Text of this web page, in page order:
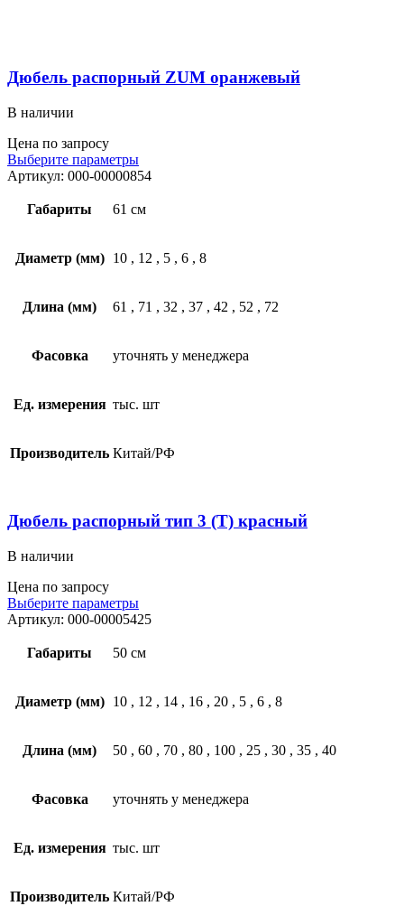
Дюбель распорный ZUM оранжевый
В наличии
Цена по запросу
Выберите параметры
Артикул: 000-00000854
Габариты 61 см
Диаметр (мм) 10 , 12 , 5 , 6 , 8
Длина (мм) 61 , 71 , 32 , 37 , 42 , 52 , 72
Фасовка уточнять у менеджера
Ед. измерения тыс. шт
Производитель Китай/РФ
Дюбель распорный тип 3 (Т) красный
В наличии
Цена по запросу
Выберите параметры
Артикул: 000-00005425
Габариты 50 см
Диаметр (мм) 10 , 12 , 14 , 16 , 20 , 5 , 6 , 8
Длина (мм) 50 , 60 , 70 , 80 , 100 , 25 , 30 , 35 , 40
Фасовка уточнять у менеджера
Ед. измерения тыс. шт
Производитель Китай/РФ